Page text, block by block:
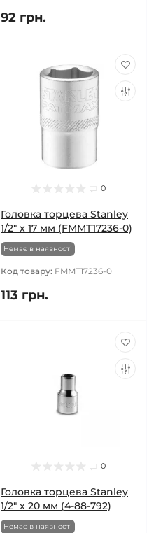
92 грн.
0
Головка торцева Stanley
1/2" х 17 мм (FMMT17236-0)
Немає в наявності
Код товару: FMMT17236-0
113 грн.
0
Головка торцева Stanley
1/2" х 20 мм (4-88-792)
Немає в наявності